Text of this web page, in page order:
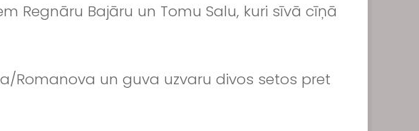
Regnāru Bajāru un Tomu Salu, kuri sīvā cīņā
Romanova un guva uzvaru divos setos pret